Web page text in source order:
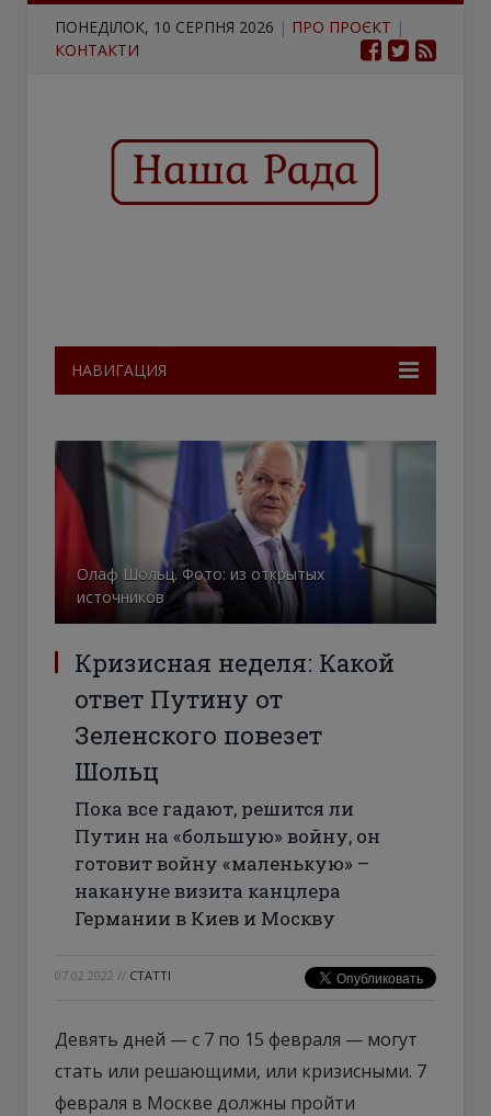
ПОНЕДІЛОК, 10 СЕРПНЯ 2026 | ПРО ПРОЄКТ |
КОНТАКТИ
НАВИГАЦИЯ
Олаф Шольц. Фото: из открытых
источников
Кризисная неделя: Какой
ответ Путину от
Зеленского повезет
Шольц
Пока все гадают, решится ли
Путин на «большую» войну, он
готовит войну «маленькую» –
накануне визита канцлера
Германии в Киев и Москву
07.02.2022 // СТАТТІ
Девять дней — с 7 по 15 февраля — могут
стать или решающими, или кризисными. 7
февраля в Москве должны пройти